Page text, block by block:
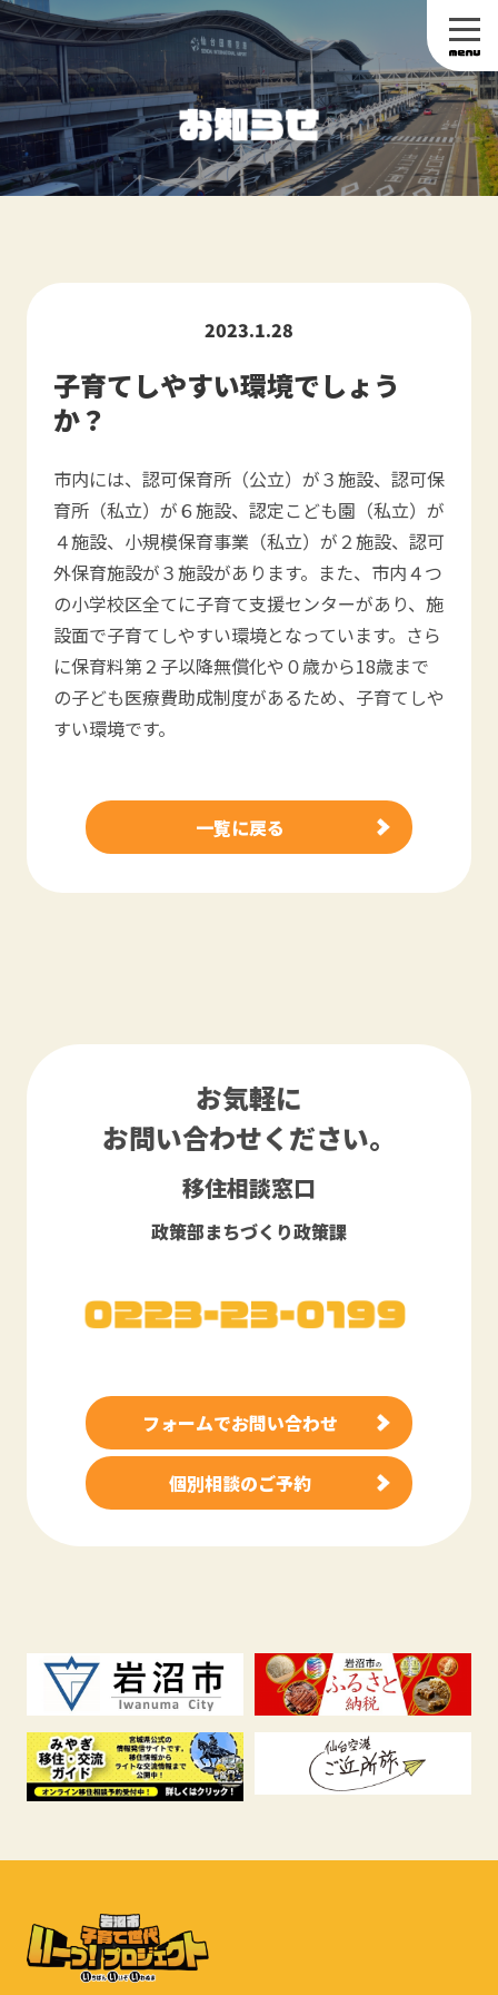
2023.1.28
子育てしやすい環境でしょう
か？
市内には、認可保育所（公立）が３施設、認可保
育所（私立）が６施設、認定こども園（私立）が
４施設、小規模保育事業（私立）が２施設、認可
外保育施設が３施設があります。また、市内４つ
の小学校区全てに子育て支援センターがあり、施
設面で子育てしやすい環境となっています。さら
に保育料第２子以降無償化や０歳から18歳まで
の子ども医療費助成制度があるため、子育てしや
すい環境です。
一覧に戻る
お気軽に
お問い合わせください。
移住相談窓口
政策部まちづくり政策課
フォームでお問い合わせ
個別相談のご予約